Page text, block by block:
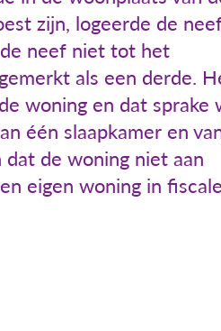
zijn, logeerde de
neef niet tot het
als een derde.
woning en dat sprake
één slaapkamer en
de woning niet aan
eigen woning in fiscale